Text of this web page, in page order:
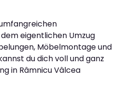
eigentlichen Umzug
Möbelmontage und
du dich voll und ganz
in Râmnicu Vâlcea